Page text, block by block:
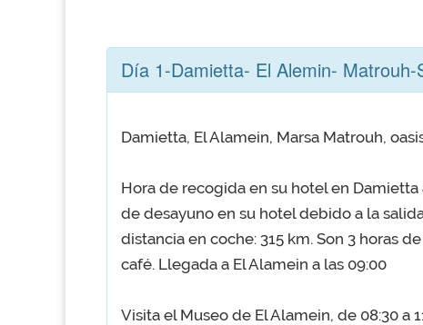
Día 1-Damietta- El Alemin- Matrouh-
Damietta, El Alamein, Marsa Matrouh,
Hora de recogida en su hotel en
de desayuno en su hotel debido a la
distancia en coche: 315 km. Son 3 horas
café. Llegada a El Alamein a las 09:00
Visita el Museo de El Alamein, de 08:30 a